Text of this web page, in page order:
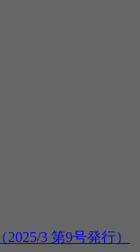
3 第9号発行）